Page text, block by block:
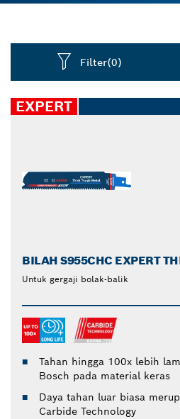
merupakan salah satu
menggunakan Bosch Carbide
menghasilkan potongan yang
meningkatkan ketahanan
tekanan sehari-hari dan
akhir dengan mata gergaji
Filter(0)
EXPERT
BILAH S955CHC EXPERT
Untuk gergaji bolak-balik
Tahan hingga 100x lebih
Bosch pada material keras
Daya tahan luar biasa
Carbide Technology